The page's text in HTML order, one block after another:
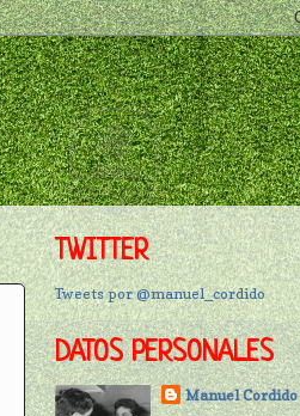
TWITTER
Tweets por @manuel_cordido
DATOS PERSONALES
Manuel Cordido